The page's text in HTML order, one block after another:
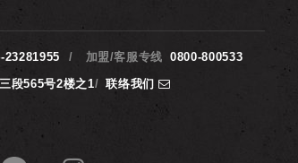
23281955 加盟/客服专线
0800-800533
段565号2楼之1/ 联络我们